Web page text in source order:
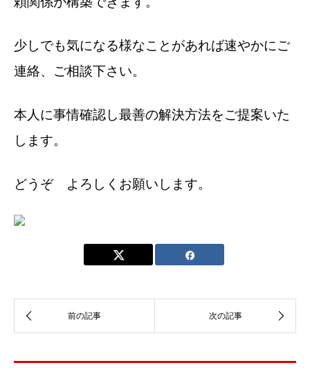
少しでも気になる様なことがあれば速やかにご
連絡、ご相談下さい。
本人に事情確認し最善の解決方法をご提案いた
します。
どうぞ よろしくお願いします。